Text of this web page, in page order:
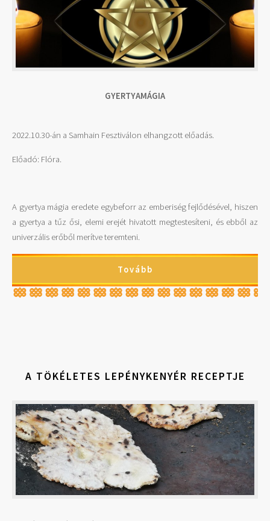
GYERTYAMÁGIA
2022.10.30-án a Samhain Fesztiválon elhangzott előadás.
Előadó: Flóra.
A gyertya mágia eredete egybeforr az emberiség fejlődésével, hiszen
a gyertya a tűz ősi, elemi erejét hivatott megtestesíteni, és ebből az
univerzális erőből merítve teremteni.
Tovább
A TÖKÉLETES LEPÉNYKENYÉR RECEPTJE